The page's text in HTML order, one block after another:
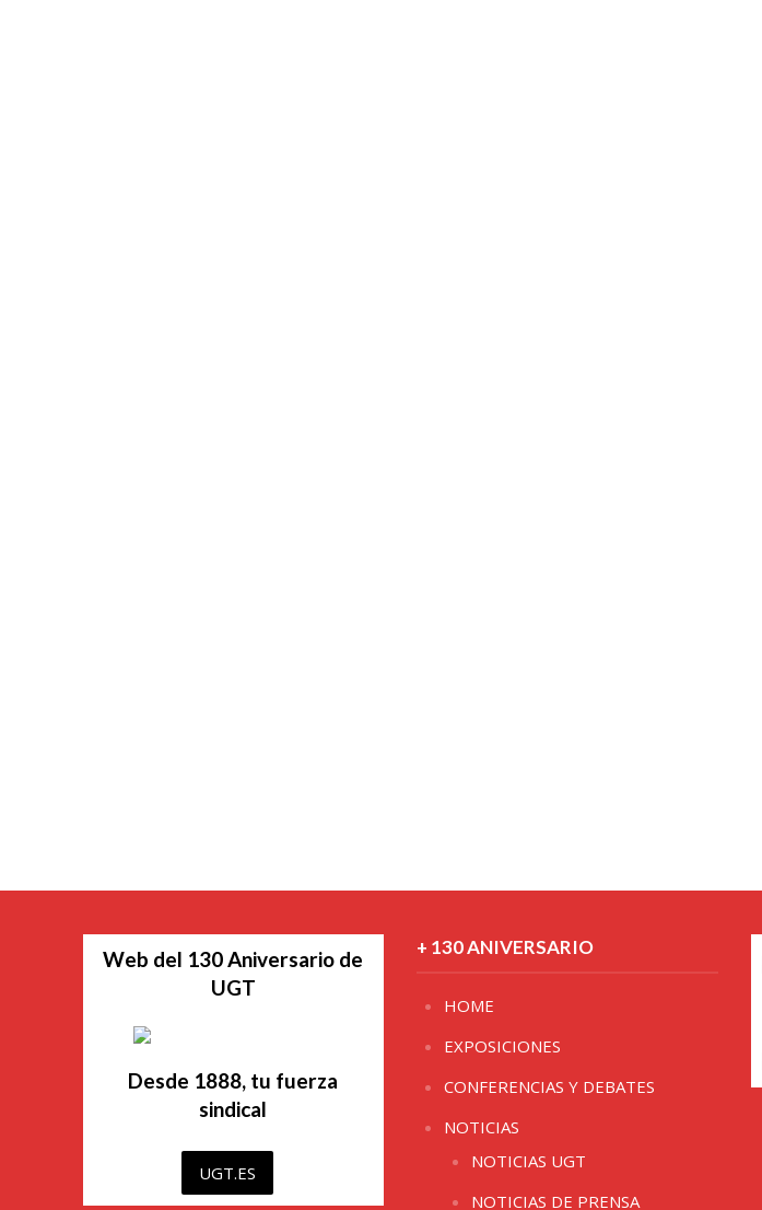
Web del 130 Aniversario de
UGT
Desde 1888, tu fuerza
sindical
UGT.ES
+ 130 ANIVERSARIO
HOME
EXPOSICIONES
CONFERENCIAS Y DEBATES
NOTICIAS
NOTICIAS UGT
NOTICIAS DE PRENSA